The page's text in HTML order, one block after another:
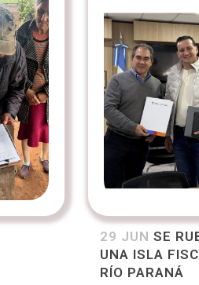
29 JUN SE
UNA ISLA
RÍO PARANÁ